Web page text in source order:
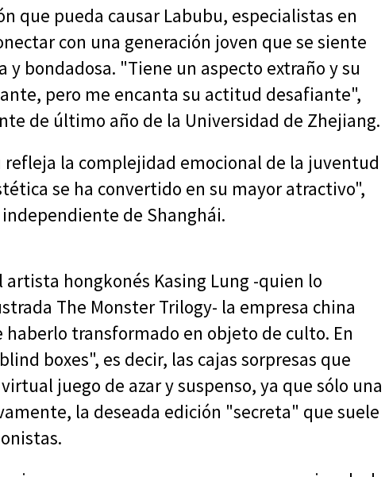
que pueda causar Labubu, especialistas en
con una generación joven que se siente
bondadosa. "Tiene un aspecto extraño y su
pero me encanta su actitud desafiante",
de último año de la Universidad de Zhejiang.
la complejidad emocional de la juventud
se ha convertido en su mayor atractivo",
de Shanghái.
hongkonés Kasing Lung -quien lo
The Monster Trilogy- la empresa china
haberlo transformado en objeto de culto. En
boxes", es decir, las cajas sorpresas que
juego de azar y suspenso, ya que sólo una
la deseada edición "secreta" que suele